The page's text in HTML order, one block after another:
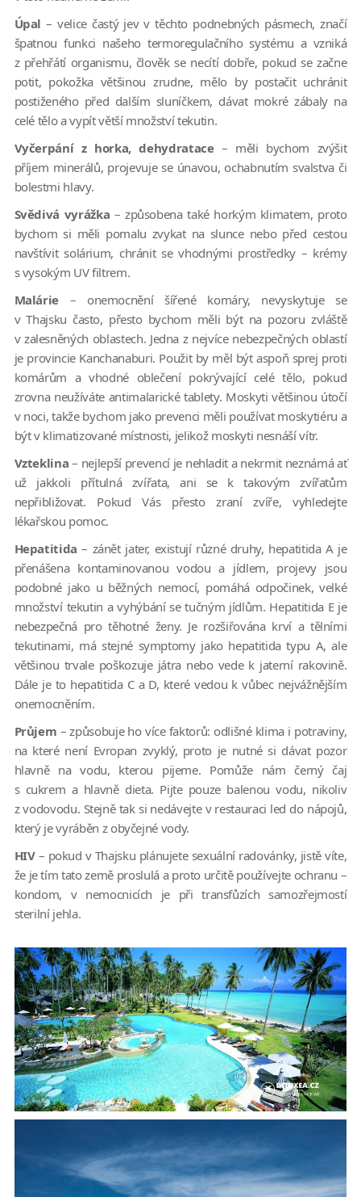
Úpal – velice častý jev v těchto podnebných pásmech, značí
špatnou funkci našeho termoregulačního systému a vzniká
z přehřátí organismu, člověk se necítí dobře, pokud se začne
potit, pokožka většinou zrudne, mělo by postačit uchránit
postiženého před dalším sluníčkem, dávat mokré zábaly na
celé tělo a vypít větší množství tekutin.
Vyčerpání z horka, dehydratace– měli bychom zvýšit
příjem minerálů, projevuje se únavou, ochabnutím svalstva či
bolestmi hlavy.
Svědivá vyrážka – způsobena také horkým klimatem, proto
bychom si měli pomalu zvykat na slunce nebo před cestou
navštívit solárium, chránit se vhodnými prostředky – krémy
s vysokým UV filtrem.
Malárie – onemocnění šířené komáry, nevyskytuje se
v Thajsku často, přesto bychom měli být na pozoru zvláště
v zalesněných oblastech. Jedna z nejvíce nebezpečných oblastí
je provincie Kanchanaburi. Použit by měl být aspoň sprej proti
komárům a vhodné oblečení pokrývající celé tělo, pokud
zrovna neužíváte antimalarické tablety. Moskyti většinou útočí
v noci, takže bychom jako prevenci měli používat moskytiéru a
být v klimatizované místnosti, jelikož moskyti nesnáší vítr.
Vzteklina – nejlepší prevencí je nehladit a nekrmit neznámá ať
už jakkoli přítulná zvířata, ani se k takovým zvířatům
nepřibližovat. Pokud Vás přesto zraní zvíře, vyhledejte
lékařskou pomoc.
Hepatitida – zánět jater, existují různé druhy, hepatitida A je
přenášena kontaminovanou vodou a jídlem, projevy jsou
podobné jako u běžných nemocí, pomáhá odpočinek, velké
množství tekutin a vyhýbání se tučným jídlům. Hepatitida E je
nebezpečná pro těhotné ženy. Je rozšiřována krví a tělními
tekutinami, má stejné symptomy jako hepatitida typu A, ale
většinou trvale poškozuje játra nebo vede k jaterní rakovině.
Dále je to hepatitida C a D, které vedou k vůbec nejvážnějším
onemocněním.
Průjem – způsobuje ho více faktorů: odlišné klima i potraviny,
na které není Evropan zvyklý, proto je nutné si dávat pozor
hlavně na vodu, kterou pijeme. Pomůže nám černý čaj
s cukrem a hlavně dieta. Pijte pouze balenou vodu, nikoliv
z vodovodu. Stejně tak si nedávejte v restauraci led do nápojů,
který je vyráběn z obyčejné vody.
HIV– pokud v Thajsku plánujete sexuální radovánky, jistě víte,
že je tím tato země proslulá a proto určitě používejte ochranu –
kondom, v nemocnicích je při transfůzích samozřejmostí
sterilní jehla.